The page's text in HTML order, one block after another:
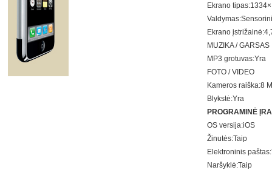
Ekrano tipas:
Valdymas:
Ekrano įstrižainė:
MUZIKA / GARSAS
MP3 grotuvas:Yra
FOTO / VIDEO
Kameros raiška:8
Blykstė:Yra
PROGRAMINĖ
OS versija:iOS
Žinutės:Taip
Elektroninis paštas:
Naršyklė:Taip